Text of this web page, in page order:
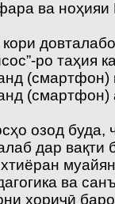
ва ноҳияи
ро таҳия
(смартфон)
(смартфон)
озод буда,
дар
ва
хориҷӣ